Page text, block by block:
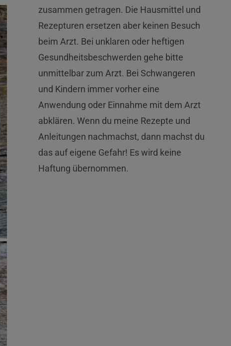
zusammen getragen. Die Hausmittel und
Rezepturen ersetzen aber keinen Besuch
beim Arzt. Bei unklaren oder heftigen
Gesundheitsbeschwerden gehe bitte
unmittelbar zum Arzt. Bei Schwangeren
und Kindern immer vorher eine
Anwendung oder Einnahme mit dem Arzt
abklären. Wenn du meine Rezepte und
Anleitungen nachmachst, dann machst du
das auf eigene Gefahr! Es wird keine
Haftung übernommen.